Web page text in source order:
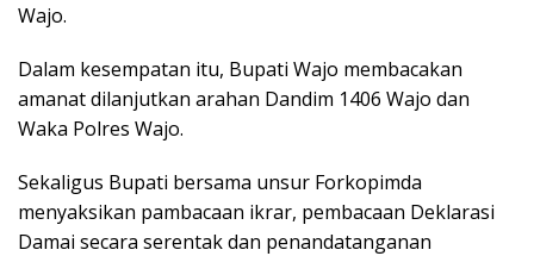
Wajo.
Dalam kesempatan itu, Bupati Wajo membacakan
amanat dilanjutkan arahan Dandim 1406 Wajo dan
Waka Polres Wajo.
Sekaligus Bupati bersama unsur Forkopimda
menyaksikan pambacaan ikrar, pembacaan Deklarasi
Damai secara serentak dan penandatanganan